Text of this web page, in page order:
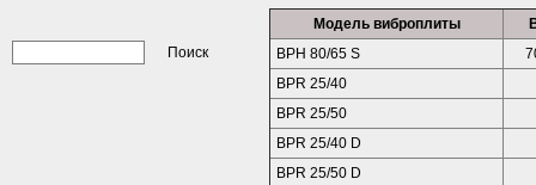
Модель виброплиты
ВРH 80/65 S
BPR 25/40
BPR 25/50
BPR 25/40 D
BPR 25/50 D